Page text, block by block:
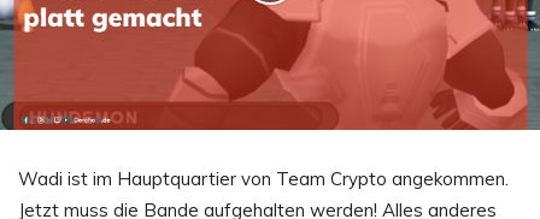
Wadi ist im Hauptquartier von Team Crypto angekommen.
Jetzt muss die Bande aufgehalten werden! Alles anderes